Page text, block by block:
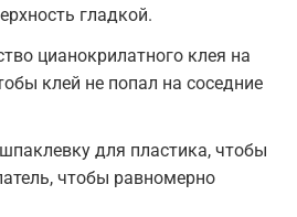
гладкой.
цианокрилатного клея на
клей не попал на соседние
для пластика, чтобы
чтобы равномерно